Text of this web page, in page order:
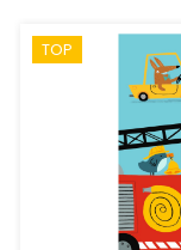
TOP